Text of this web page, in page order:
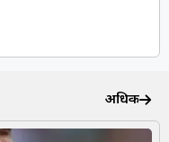
अधिक